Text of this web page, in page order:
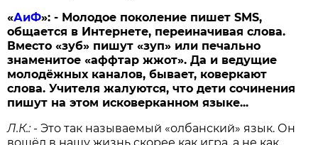
«АиФ»:- Молодое поколение пишет SMS,
общается в Интернете, переиначивая слова.
Вместо «зуб» пишут «зуп» или печально
знаменитое «аффтар жжот». Да и ведущие
молодёжных каналов, бывает, коверкают
слова. Учителя жалуются, что дети сочинения
пишут на этом исковерканном языке...
Л.К.: - Это так называемый «олбанский» язык. Он